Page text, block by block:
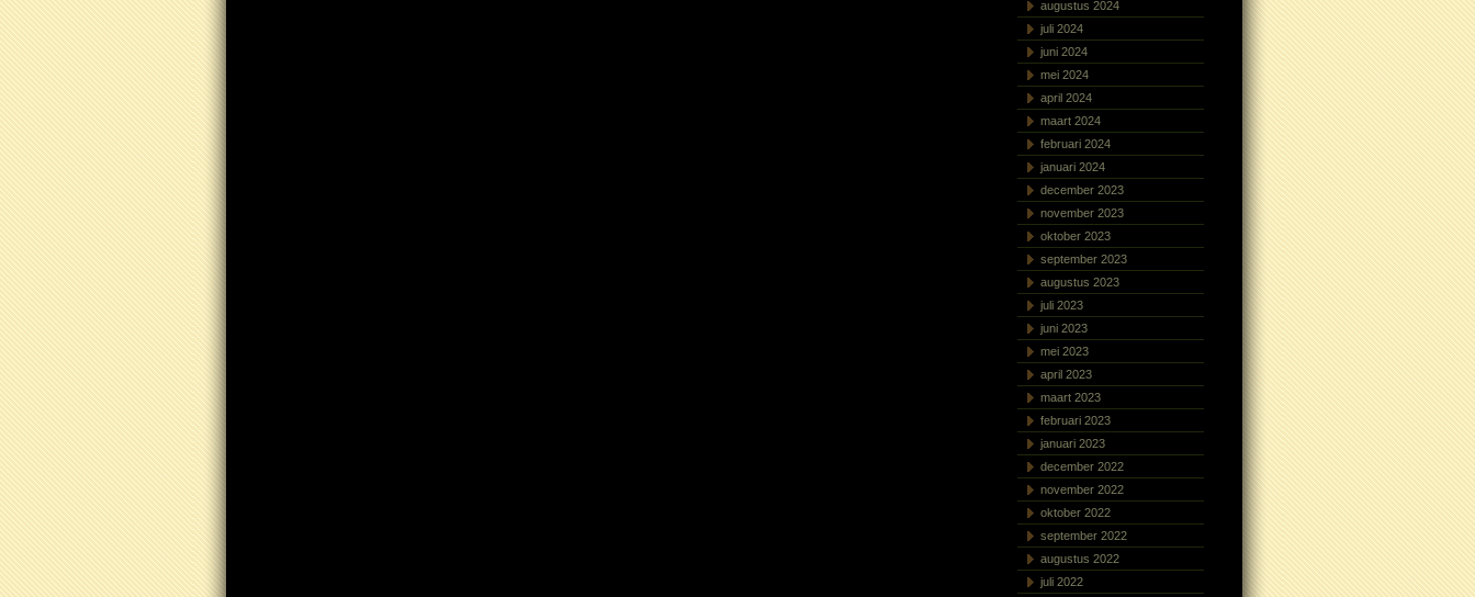
augustus 2024
juli 2024
juni 2024
mei 2024
april 2024
maart 2024
februari 2024
januari 2024
december 2023
november 2023
oktober 2023
september 2023
augustus 2023
juli 2023
juni 2023
mei 2023
april 2023
maart 2023
februari 2023
januari 2023
december 2022
november 2022
oktober 2022
september 2022
augustus 2022
juli 2022